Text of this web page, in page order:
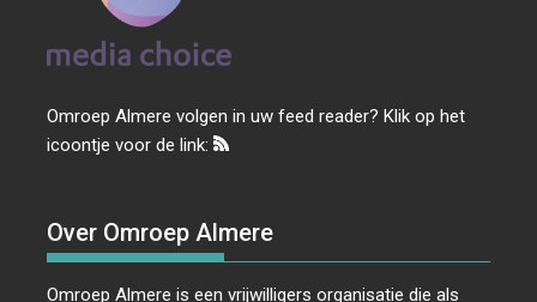
Omroep Almere volgen in uw feed reader? Klik op het
icoontje voor de link:
Over Omroep Almere
Omroep Almere is een vrijwilligers organisatie die als